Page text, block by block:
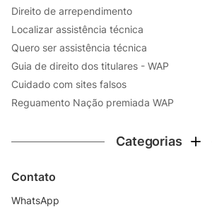
Direito de arrependimento
Localizar assistência técnica
Quero ser assistência técnica
Guia de direito dos titulares - WAP
Cuidado com sites falsos
Reguamento Nação premiada WAP
Categorias
Contato
WhatsApp